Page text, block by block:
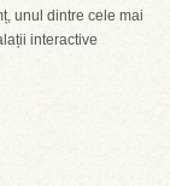
unul dintre cele mai
interactive